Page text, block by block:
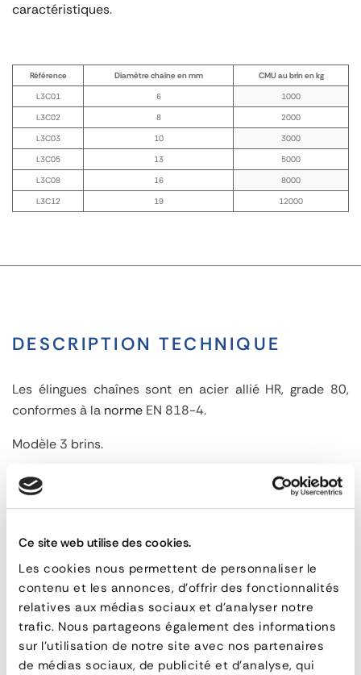
Ce site web utilise des cookies.
Les cookies nous permettent de personnaliser le
contenu et les annonces, d'offrir des fonctionnalités
relatives aux médias sociaux et d'analyser notre
trafic. Nous partageons également des informations
sur l'utilisation de notre site avec nos partenaires
de médias sociaux, de publicité et d'analyse, qui
caractéristiques.
Référence Diamètre chaîne en mm
CMU au brin en kg
L3C01
6
1000
L3C02
8
2000
L3C03
10
3000
L3C05
13
5000
L3C08
16
8000
L3C12
19 12000
DESCRIPTION TECHNIQUE
Les élingues chaînes sont en acier allié HR, grade 80,
conformes à la norme EN 818-4.
Modèle 3 brins.
Coefficient d'utilisation : 4.
Composition :
Maille de tête
Chaîne HR
Crochet à déterminer entre : crochets à œil avec
linguet de sécurité, crochets à œil à verrouillage
automatique, crochets à émerillon avec linguet de
sécurité, crochets à émerillon à verrouillage
automatique, crochets à chape à verrouillage